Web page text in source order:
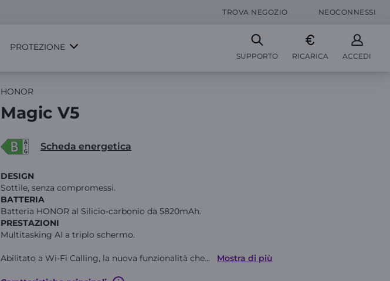
TROVA NEGOZIO NEOCONNESSI
PROTEZIONE
SUPPORTO RICARICA ACCEDI
HONOR
Magic V5
Scheda energetica
DESIGN
Sottile, senza compromessi.
BATTERIA
Batteria HONOR al Silicio-carbonio da 5820mAh.
PRESTAZIONI
Multitasking AI a triplo schermo.
Abilitato a Wi-Fi Calling, la nuova funzionalità che... Mostra di più